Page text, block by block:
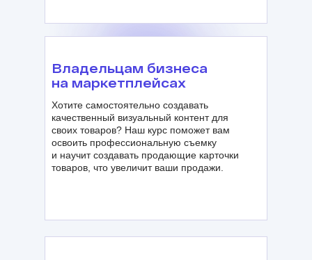
Владельцам бизнеса
на маркетплейсах
Хотите самостоятельно создавать
качественный визуальный контент для
своих товаров? Наш курс поможет вам
освоить профессиональную съемку
и научит создавать продающие карточки
товаров, что увеличит ваши продажи.